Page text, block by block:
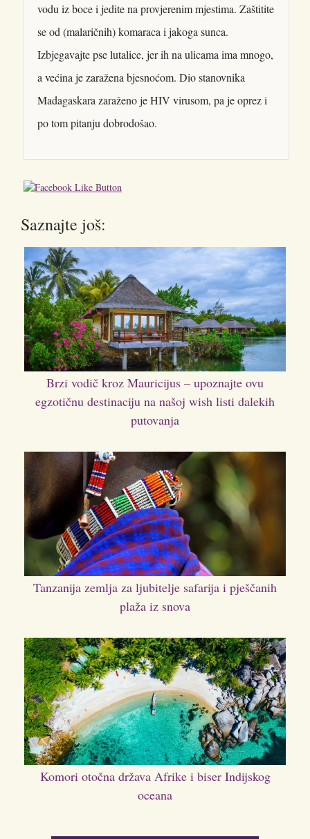
vodu iz boce i jedite na provjerenim mjestima. Zaštitite
se od (malaričnih) komaraca i jakoga sunca.
Izbjegavajte pse lutalice, jer ih na ulicama ima mnogo,
a većina je zaražena bjesnoćom. Dio stanovnika
Madagaskara zaraženo je HIV virusom, pa je oprez i
po tom pitanju dobrodošao.
Saznajte još:
Brzi vodič kroz Mauricijus – upoznajte ovu
egzotičnu destinaciju na našoj wish listi dalekih
putovanja
Tanzanija zemlja za ljubitelje safarija i pješčanih
plaža iz snova
Komori otočna država Afrike i biser Indijskog
oceana